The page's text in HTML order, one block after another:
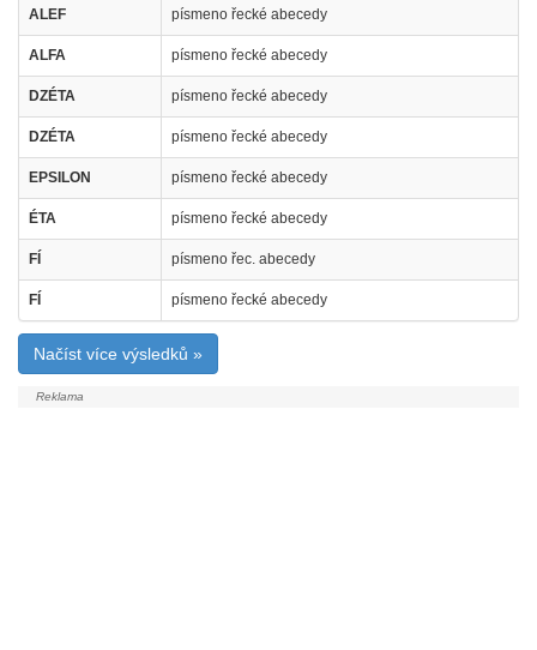
ALEF písmeno řecké abecedy
ALFA písmeno řecké abecedy
DZÉTA písmeno řecké abecedy
DZÉTA písmeno řecké abecedy
EPSILON písmeno řecké abecedy
ÉTA písmeno řecké abecedy
FÍ písmeno řec. abecedy
FÍ písmeno řecké abecedy
Načíst více výsledků »